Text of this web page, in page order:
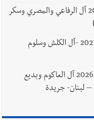
وفاة الحاج نور الدين الرفاعي 30-7-2026 آل الرفاعي والمصري وسكر
وفاة الحاج حسن حسين الكلش -28-7-2027 -آل الكلش وسلوم
وفاة الحاجة غزالة محمد العاكوم 28-7-2026 آل العاكوم وبديع
لبنان- جريدة